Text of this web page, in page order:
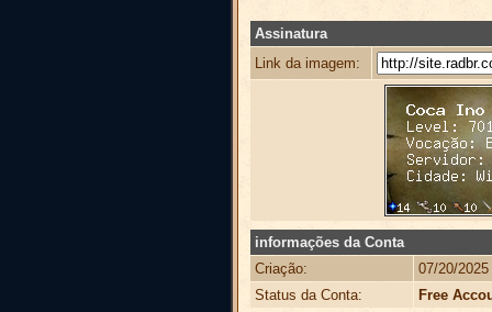
Assinatura
Link da imagem:
informações da Conta
Criação:
07/20/
Status da Conta:
Free